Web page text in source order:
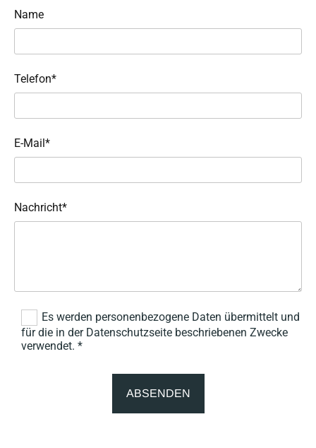
Name
Telefon*
E-Mail*
Nachricht*
Es werden personenbezogene Daten übermittelt und
für die in der Datenschutzseite beschriebenen Zwecke
verwendet. *